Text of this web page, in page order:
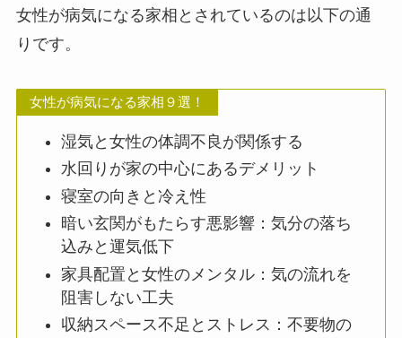
女性が病気になる家相とされているのは以下の通
りです。
女性が病気になる家相９選！
湿気と女性の体調不良が関係する
水回りが家の中心にあるデメリット
寝室の向きと冷え性
暗い玄関がもたらす悪影響：気分の落ち
込みと運気低下
家具配置と女性のメンタル：気の流れを
阻害しない工夫
収納スペース不足とストレス：不要物の